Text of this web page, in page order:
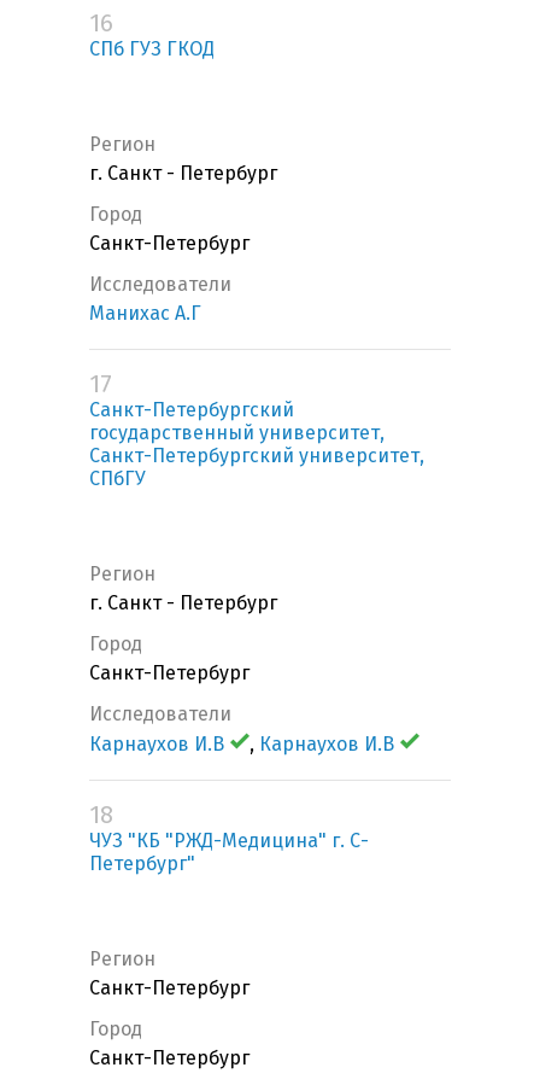
16
СПб ГУЗ ГКОД
Регион
г. Санкт - Петербург
Город
Санкт-Петербург
Исследователи
Манихас А.Г
17
Санкт-Петербургский
государственный университет,
Санкт-Петербургский университет,
СПбГУ
Регион
г. Санкт - Петербург
Город
Санкт-Петербург
Исследователи
Карнаухов И.В
, Карнаухов И.В
18
ЧУЗ "КБ "РЖД-Медицина" г. С-
Петербург"
Регион
Санкт-Петербург
Город
Санкт-Петербург